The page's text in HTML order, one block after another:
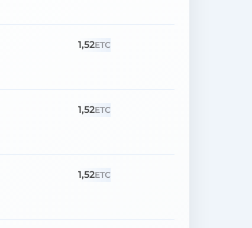
1,52ETC
1,52ETC
1,52ETC